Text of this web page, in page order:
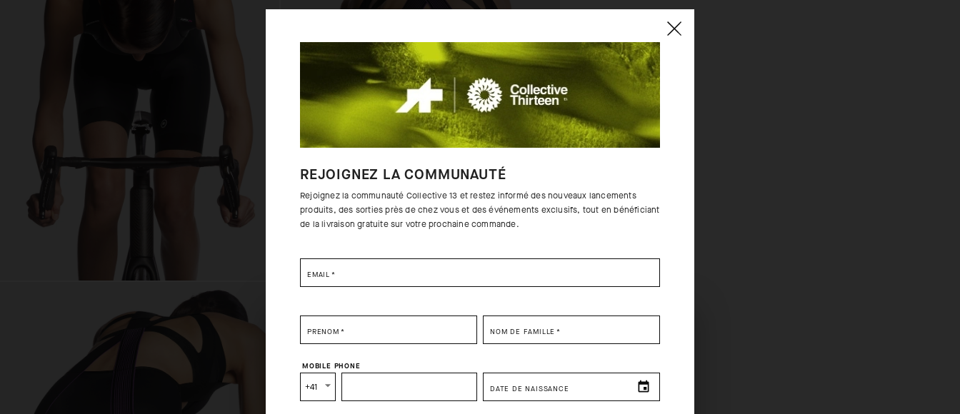
SELECT YOUR COUNTRY
REJOIGNEZ LA COMMUNAUTÉ
Rejoignez la communauté Collective 13 et restez informé des nouveaux lancements
produits, des sorties près de chez vous et des événements exclusifs, tout en bénéficiant
de la livraison gratuite sur votre prochaine commande.
EMAIL *
PRÉNOM * NOM DE FAMILLE *
MOBILE PHONE
+41 DATE DE NAISSANCE